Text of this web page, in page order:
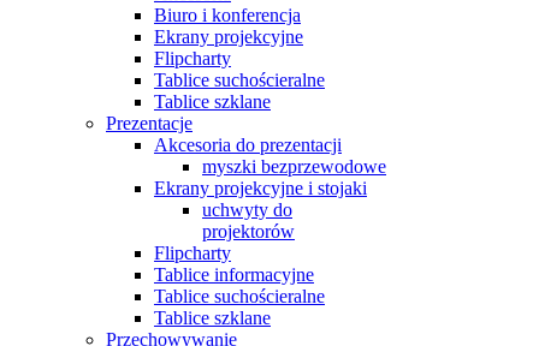
Biuro i konferencja
Ekrany projekcyjne
Flipcharty
Tablice suchościeralne
Tablice szklane
Prezentacje
Akcesoria do prezentacji
myszki bezprzewodowe
Ekrany projekcyjne i stojaki
uchwyty do
projektorów
Flipcharty
Tablice informacyjne
Tablice suchościeralne
Tablice szklane
Przechowywanie